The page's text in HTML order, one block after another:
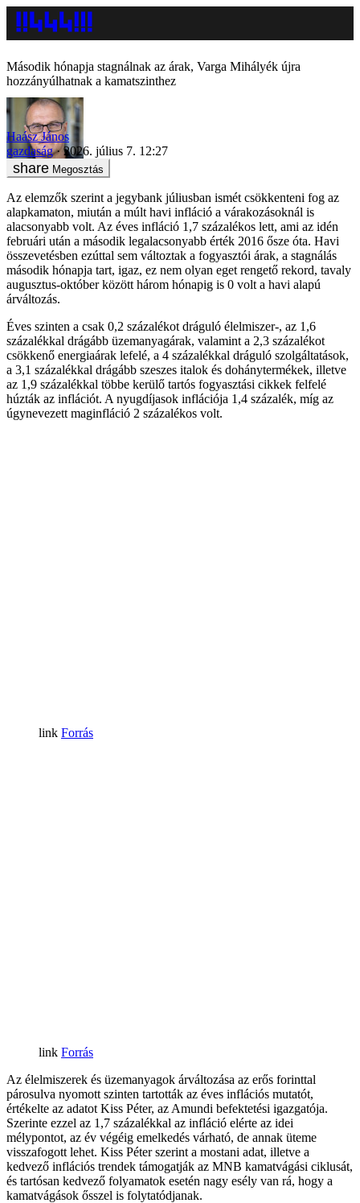
Második hónapja stagnálnak az árak, Varga Mihályék újra
hozzányúlhatnak a kamatszinthez
Haász János
gazdaság
2026. július 7. 12:27
Megosztás
Az elemzők szerint a jegybank júliusban ismét csökkenteni fog az
alapkamaton, miután a múlt havi infláció a várakozásoknál is
alacsonyabb volt. Az éves infláció 1,7 százalékos lett, ami az idén
februári után a második legalacsonyabb érték 2016 ősze óta. Havi
összevetésben ezúttal sem változtak a fogyasztói árak, a stagnálás
második hónapja tart, igaz, ez nem olyan eget rengető rekord, tavaly
augusztus-október között három hónapig is 0 volt a havi alapú
árváltozás.
Éves szinten a csak 0,2 százalékot dráguló élelmiszer-, az 1,6
százalékkal drágább üzemanyagárak, valamint a 2,3 százalékot
csökkenő energiaárak lefelé, a 4 százalékkal dráguló szolgáltatások,
a 3,1 százalékkal drágább szeszes italok és dohánytermékek, illetve
az 1,9 százalékkal többe kerülő tartós fogyasztási cikkek felfelé
húzták az inflációt. A nyugdíjasok inflációja 1,4 százalék, míg az
úgynevezett maginfláció 2 százalékos volt.
Forrás
Forrás
Az élelmiszerek és üzemanyagok árváltozása az erős forinttal
párosulva nyomott szinten tartották az éves inflációs mutatót,
értékelte az adatot Kiss Péter, az Amundi befektetési igazgatója.
Szerinte ezzel az 1,7 százalékkal az infláció elérte az idei
mélypontot, az év végéig emelkedés várható, de annak üteme
visszafogott lehet. Kiss Péter szerint a mostani adat, illetve a
kedvező inflációs trendek támogatják az MNB kamatvágási ciklusát,
és tartósan kedvező folyamatok esetén nagy esély van rá, hogy a
kamatvágások ősszel is folytatódjanak.